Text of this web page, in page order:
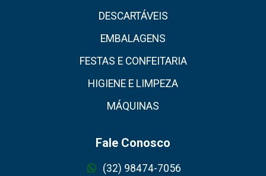
DESCARTÁVEIS
EMBALAGENS
FESTAS E CONFEITARIA
HIGIENE E LIMPEZA
MÁQUINAS
Fale Conosco
(32) 98474-7056